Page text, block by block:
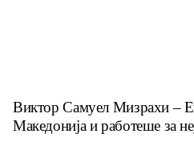
Виктор Самуел Мизрахи –
Македонија и работеше за